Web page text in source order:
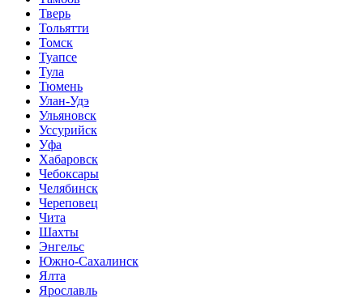
Тверь
Тольятти
Томск
Туапсе
Тула
Тюмень
Улан-Удэ
Ульяновск
Уссурийск
Уфа
Хабаровск
Чебоксары
Челябинск
Череповец
Чита
Шахты
Энгельс
Южно-Сахалинск
Ялта
Ярославль